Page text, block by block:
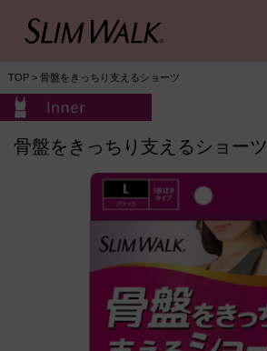
TOP> 骨盤をきっちり支えるショーツ
骨盤をきっちり支えるショーツ